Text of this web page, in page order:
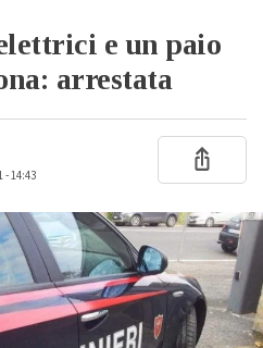
e un paio
arrestata
- 14:43